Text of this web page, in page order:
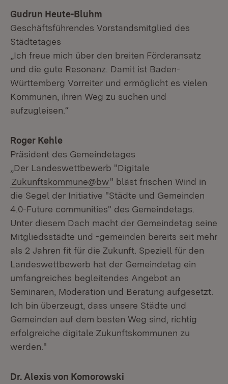
Gudrun Heute-Bluhm
Geschäftsführendes Vorstandsmitglied des
Städtetages
„Ich freue mich über den breiten Förderansatz
und die gute Resonanz. Damit ist Baden-
Württemberg Vorreiter und ermöglicht es vielen
Kommunen, ihren Weg zu suchen und
aufzugleisen.“
Roger Kehle
Präsident des Gemeindetages
„Der Landeswettbewerb "Digitale
Zukunftskommune@bw" bläst frischen Wind in
die Segel der Initiative "Städte und Gemeinden
4.0-Future communities" des Gemeindetags.
Unter diesem Dach macht der Gemeindetag seine
Mitgliedsstädte und -gemeinden bereits seit mehr
als 2 Jahren fit für die Zukunft. Speziell für den
Landeswettbewerb hat der Gemeindetag ein
umfangreiches begleitendes Angebot an
Seminaren, Moderation und Beratung aufgesetzt.
Ich bin überzeugt, dass unsere Städte und
Gemeinden auf dem besten Weg sind, richtig
erfolgreiche digitale Zukunftskommunen zu
werden."
Dr. Alexis von Komorowski